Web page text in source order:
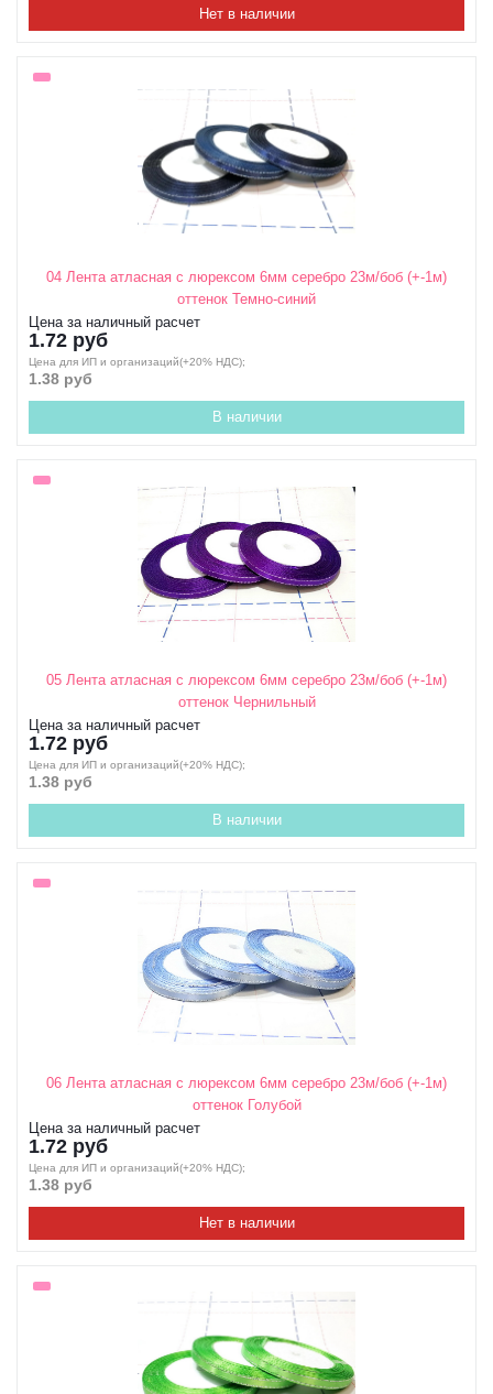
Нет в наличии
04 Лента атласная с люрексом 6мм серебро 23м/боб (+-1м)
оттенок Темно-синий
Цена за наличный расчет
1.72 руб
Цена для ИП и организаций(+20% НДС);
1.38 руб
В наличии
05 Лента атласная с люрексом 6мм серебро 23м/боб (+-1м)
оттенок Чернильный
Цена за наличный расчет
1.72 руб
Цена для ИП и организаций(+20% НДС);
1.38 руб
В наличии
06 Лента атласная с люрексом 6мм серебро 23м/боб (+-1м)
оттенок Голубой
Цена за наличный расчет
1.72 руб
Цена для ИП и организаций(+20% НДС);
1.38 руб
Нет в наличии